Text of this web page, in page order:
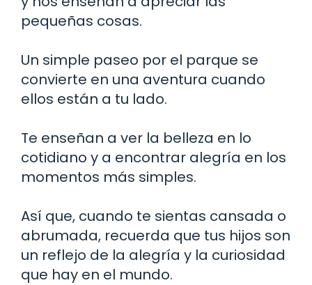
pequeñas cosas.
Un simple paseo por el parque se
convierte en una aventura cuando
ellos están a tu lado.
Te enseñan a ver la belleza en lo
cotidiano y a encontrar alegría en los
momentos más simples.
Así que, cuando te sientas cansada o
abrumada, recuerda que tus hijos son
un reflejo de la alegría y la curiosidad
que hay en el mundo.